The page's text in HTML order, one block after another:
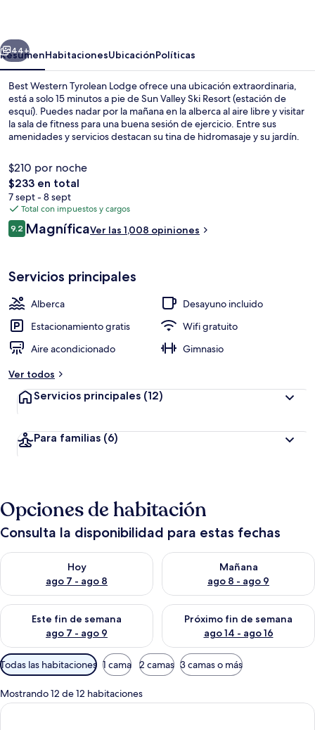
Siguiente
44+
ResumenHabitacionesUbicaciónPolíticas
Best Western Tyrolean Lodge ofrece una ubicación extraordinaria,
está a solo 15 minutos a pie de Sun Valley Ski Resort (estación de
esquí). Puedes nadar por la mañana en la alberca al aire libre y visitar
la sala de fitness para una buena sesión de ejercicio. Entre sus
amenidades y servicios destacan su tina de hidromasaje y su jardín.
el personal amable y el desayuno.
$210 por noche
El
precio
total
es
de
$233 en total
7 sept - 8 sept
Total con impuestos y cargos
Opiniones
9.29.2 de 10,
MagníficaVer las 1,008 opiniones
Servicios principales
Alberca
Desayuno incluido
Estacionamiento gratis
Wifi gratuito
Aire acondicionado
Gimnasio
Ver todos
Servicios principales (12)
Para familias (6)
Opciones de habitación
Consulta la disponibilidad para estas fechas
Hoy
ago 7 - ago 8
Consulta la disponibilidad para hoy ago 7 - ago 8
Mañana
ago 8 - ago 9
Consulta la disponibilidad
Este fin de semana
ago 7 - ago 9
Consulta la disponibilidad para este fin de semana ago 7 -
Próximo fin de semana
ago 14 - ago 16
Consulta la disponibilidad
Filtros
disponibles
para
las
Todas las habitaciones 1 cama 2 camas 3 camas o más
Mostrando 12 de 12 habitaciones